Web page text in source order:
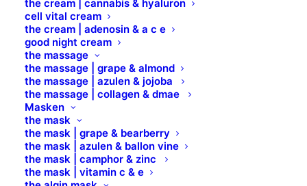
the cream | cannabis & hyaluron
cell vital cream
the cream | adenosin & a c e
good night cream
the massage
the massage | grape & almond
the massage | azulen & jojoba
the massage | collagen & dmae
Masken
the mask
the mask | grape & bearberry
the mask | azulen & ballon vine
the mask | camphor & zinc
the mask | vitamin c & e
Lipstick
53,7 % INHALTSSTOFFE NATÜRLICHEN
URSPRUNGS
FREI VON PARABENEN, SILIKONEN,